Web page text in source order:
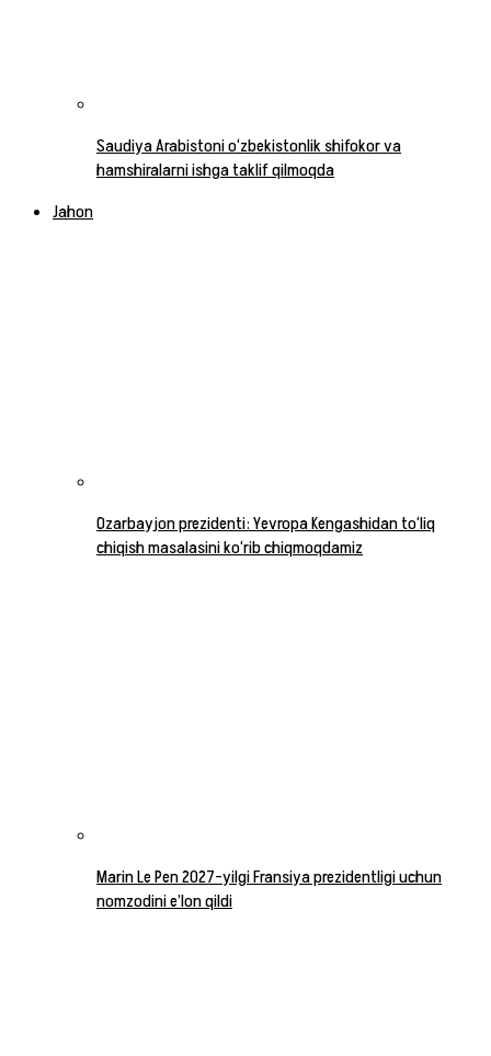
Saudiya Arabistoni o‘zbekistonlik shifokor va
hamshiralarni ishga taklif qilmoqda
Jahon
Ozarbayjon prezidenti: Yevropa Kengashidan to‘liq
chiqish masalasini ko‘rib chiqmoqdamiz
Marin Le Pen 2027-yilgi Fransiya prezidentligi uchun
nomzodini e’lon qildi